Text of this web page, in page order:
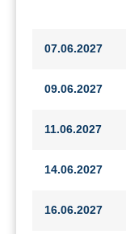
07.06.2027
09.06.2027
11.06.2027
14.06.2027
16.06.2027